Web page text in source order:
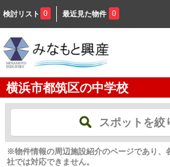
検討リスト 0 最近見た物件 0
横浜市都筑区の中学校
スポットを絞
※物件情報の周辺施設紹介のページであり、
社では対応できません。